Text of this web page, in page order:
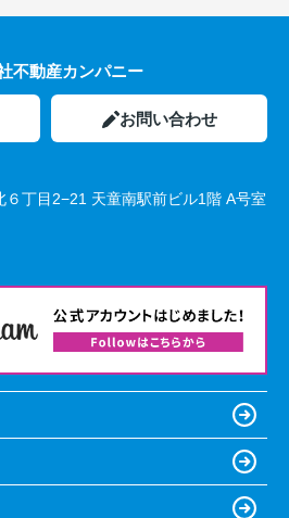
不動産カンパニー
お問い合わせ
６丁目2−21 天童南駅前ビル1階 A号室